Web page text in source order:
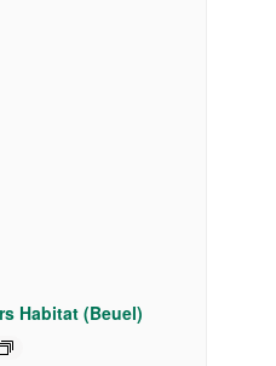
Habitat (Beuel)